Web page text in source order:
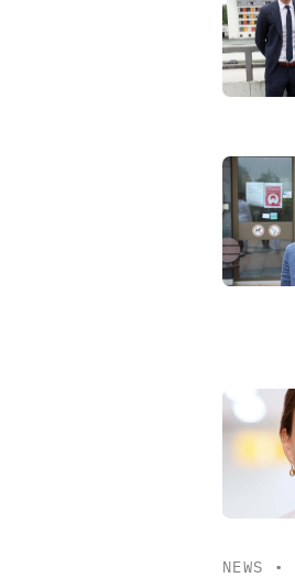
NEWS •